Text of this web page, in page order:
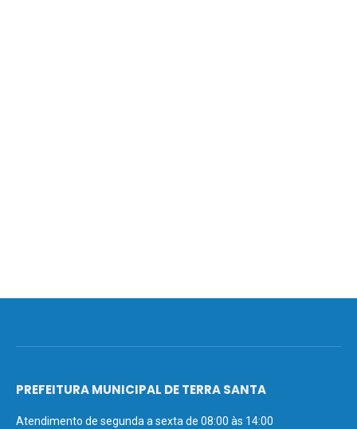
PREFEITURA MUNICIPAL DE TERRA SANTA
Atendimento de segunda a sexta de 08:00 às 14:00